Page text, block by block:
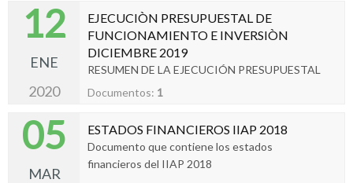
12
ENE
2020
EJECUCIÒN PRESUPUESTAL DE
FUNCIONAMIENTO E INVERSIÒN
DICIEMBRE 2019
RESUMEN DE LA EJECUCIÓN PRESUPUESTAL
DE FUNCIONAMIENTO E INVERSIÓN DEL
Documentos: 1
05
MAR
ESTADOS FINANCIEROS IIAP 2018
Documento que contiene los estados
financieros del IIAP 2018